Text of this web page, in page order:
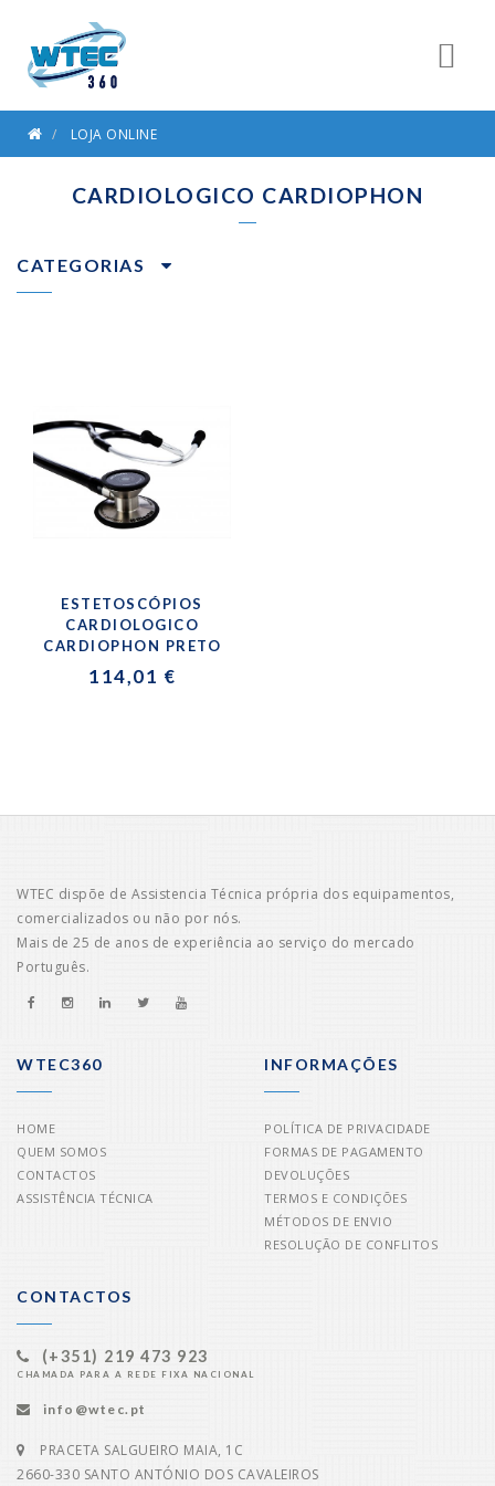
LOJA ONLINE
CARDIOLOGICO CARDIOPHON
CATEGORIAS
ESTETOSCÓPIOS
CARDIOLOGICO
CARDIOPHON PRETO
114,01 €
WTEC dispõe de Assistencia Técnica própria dos equipamentos,
comercializados ou não por nós.
Mais de 25 de anos de experiência ao serviço do mercado
Português.
WTEC360
HOME
QUEM SOMOS
CONTACTOS
ASSISTÊNCIA TÉCNICA
INFORMAÇÕES
POLÍTICA DE PRIVACIDADE
FORMAS DE PAGAMENTO
DEVOLUÇÕES
TERMOS E CONDIÇÕES
MÉTODOS DE ENVIO
RESOLUÇÃO DE CONFLITOS
CONTACTOS
(+351) 219 473 923
CHAMADA PARA A REDE FIXA NACIONAL
info@wtec.pt
PRACETA SALGUEIRO MAIA, 1C
2660-330 SANTO ANTÓNIO DOS CAVALEIROS